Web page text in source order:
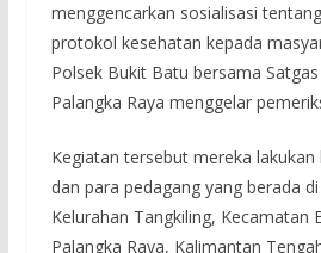
menggencarkan sosialisasi
protokol kesehatan kepada
Polsek Bukit Batu bersama
Palangka Raya menggelar
Kegiatan tersebut mereka
dan para pedagang yang berada
Kelurahan Tangkiling, Kecamatan
Palangka Raya, Kalimantan